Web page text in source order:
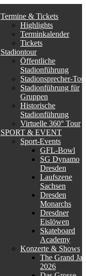
Termine & Tickets
Highlights
Terminkalender
Tickets
Stadiontour
Öffentliche
Stadionführung
Stadionsprecher-
Stadionführung für
Gruppen
Historische
Stadionführung
Virtuelle 360° Tour
SPORT & EVENT
Sport-Events
GFL-Bowl
SG Dynamo
Dresden
Laufszene
Sachsen
Dresden
Monarchs
Dresdner
Eislöwen
Skateboard
Academy
Konzerte & Shows
The Grand
2026